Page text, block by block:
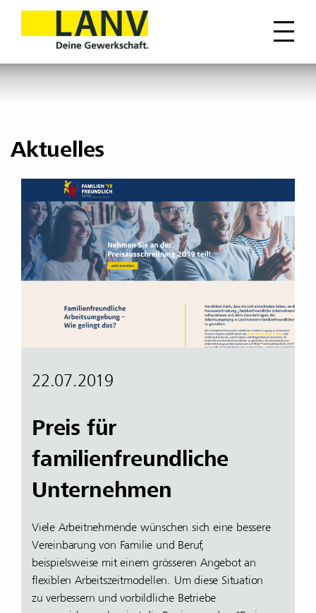
Aktuelles
22.07.2019
Preis für
familienfreundliche
Unternehmen
Viele Arbeitnehmende wünschen sich eine bessere
Vereinbarung von Familie und Beruf,
beispielsweise mit einem grösseren Angebot an
flexiblen Arbeitszeitmodellen. Um diese Situation
zu verbessern und vorbildliche Betriebe